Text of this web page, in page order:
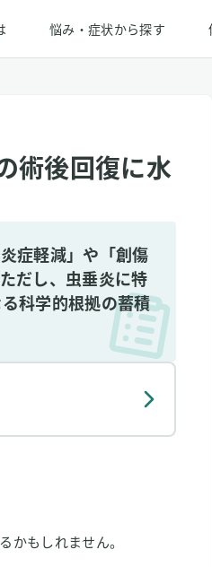
悩み・症状から探す
術後回復に水
症軽減」や「創傷
だし、虫垂炎に特
科学的根拠の蓄積
かもしれません。